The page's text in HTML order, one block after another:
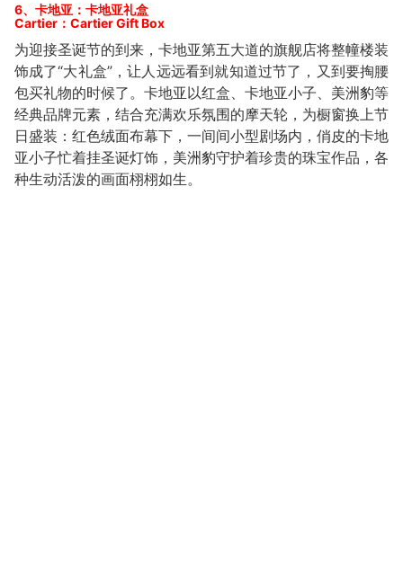
6、卡地亚：卡地亚礼盒
Cartier：Cartier Gift Box
为迎接圣诞节的到来，卡地亚第五大道的旗舰店将整幢楼装
饰成了“大礼盒”，让人远远看到就知道过节了，又到要掏腰
包买礼物的时候了。卡地亚以红盒、卡地亚小子、美洲豹等
经典品牌元素，结合充满欢乐氛围的摩天轮，为橱窗换上节
日盛装：红色绒面布幕下，一间间小型剧场内，俏皮的卡地
亚小子忙着挂圣诞灯饰，美洲豹守护着珍贵的珠宝作品，各
种生动活泼的画面栩栩如生。